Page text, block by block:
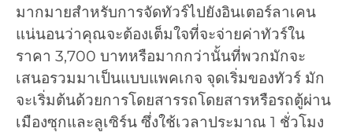
มากมายสำหรับการจัดทัวร์ไปยังอินเตอร์ลาเคน
แน่นอนว่าคุณจะต้องเต็มใจที่จะจ่ายค่าทัวร์ใน
ราคา 3,700 บาทหรือมากกว่านั้นที่พวกมักจะ
เสนอรวมมาเป็นแบบแพคเกจ จุดเริ่มของทัวร์ มัก
จะเริ่มต้นด้วยการโดยสารรถโดยสารหรือรถตู้ผ่าน
เมืองซุกและลูเซิร์น ซึ่งใช้เวลาประมาณ 1 ชั่วโมง